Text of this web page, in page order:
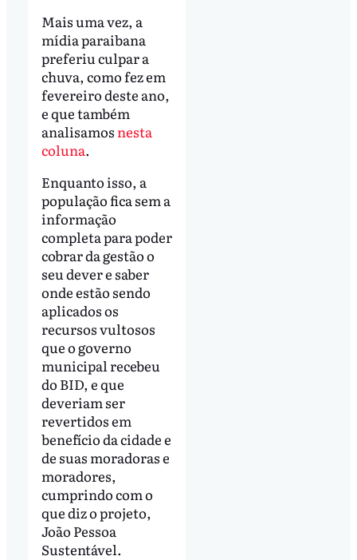
Mais uma vez, a
mídia paraibana
preferiu culpar a
chuva, como fez em
fevereiro deste ano,
e que também
analisamos nesta
coluna.
Enquanto isso, a
população fica sem a
informação
completa para poder
cobrar da gestão o
seu dever e saber
onde estão sendo
aplicados os
recursos vultosos
que o governo
municipal recebeu
do BID, e que
deveriam ser
revertidos em
benefício da cidade e
de suas moradoras e
moradores,
cumprindo com o
que diz o projeto,
João Pessoa
Sustentável.